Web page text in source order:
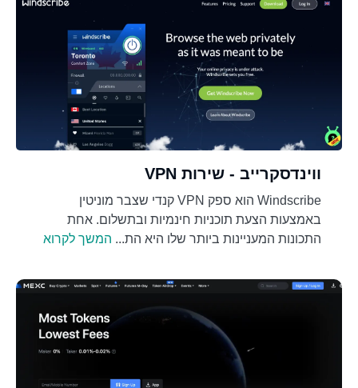
ווינדסקרייב - שירות VPN
Windscribe הוא ספק VPN קנדי שצבר מוניטין
באמצעות הצעת תוכניות חינמיות ובתשלום. אחת
התכונות המעניינות ביותר שלו היא הת... המשך לקרוא